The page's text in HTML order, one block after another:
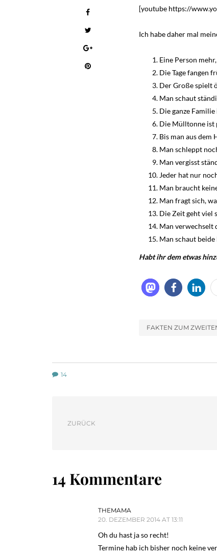
[youtube https://
Ich habe daher mal
Eine Person
Die Tage fangen
Der Große spielt
Man schaut
Die ganze
Die Mülltonne ist
Bis man aus dem
Man schleppt
Man vergisst
Jeder hat nur
Man braucht
Man fragt sich,
Die Zeit geht viel
Man verwechselt
Man schaut
Habt ihr dem etwas
FAKTEN ZUM
14
ZURÜCK
14 Kommentare
THEMAMA
20. DEZEMBER 2014 AT 13:11
Oh du hast ja so recht!
Termine hab ich bisher noch keine